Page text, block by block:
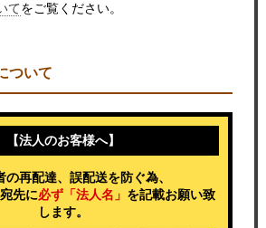
てをご覧ください。
ついて
【法人のお客様へ】
の再配達、誤配送を防ぐ為、
先に必ず「法人名」 を記載お願い致
します。